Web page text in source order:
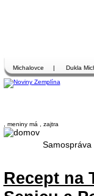
Michalovce | Dukla
, meniny má , zajtra
Samospráva
Recept na